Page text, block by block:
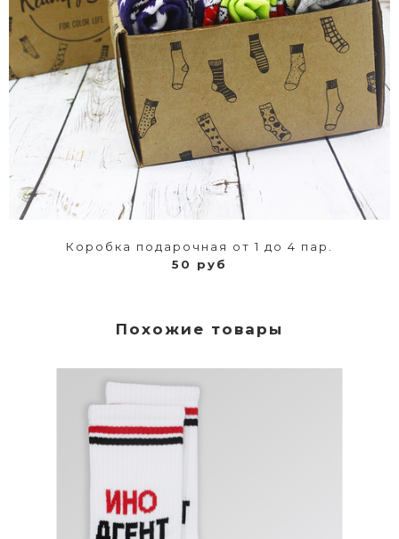
Коробка подарочная от 1 до 4 пар.
50 руб
Похожие товары